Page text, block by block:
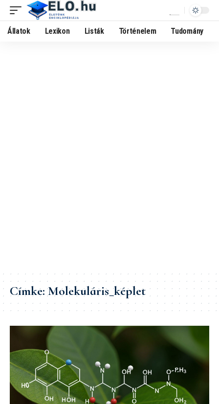
Állatok Lexikon Listák Történelem Tudomány
Címke:Molekuláris_képlet